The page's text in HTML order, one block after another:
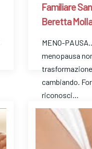
Familiare
Beretta
MENO-
menopausa
cambiando.
riconosci…